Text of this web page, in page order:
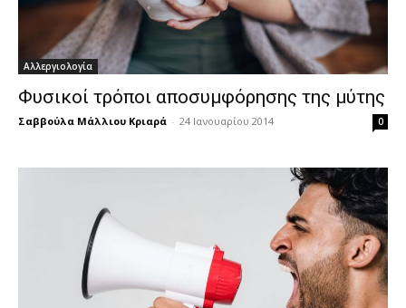
Αλλεργιολογία
Φυσικοί τρόποι αποσυμφόρησης της μύτης
Σαββούλα Μάλλιου Κριαρά - 24 Ιανουαρίου 2014 0